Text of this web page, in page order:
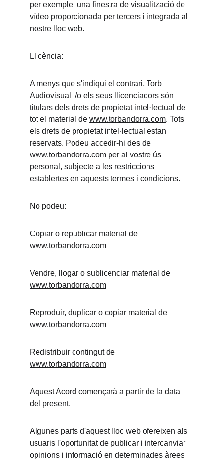
per exemple, una finestra de visualització de
vídeo proporcionada per tercers i integrada al
nostre lloc web.
Llicència:
A menys que s'indiqui el contrari, Torb
Audiovisual i/o els seus llicenciadors són
titulars dels drets de propietat intel·lectual de
tot el material de www.torbandorra.com. Tots
els drets de propietat intel·lectual estan
reservats. Podeu accedir-hi des de
www.torbandorra.com per al vostre ús
personal, subjecte a les restriccions
establertes en aquests termes i condicions.
No podeu:
Copiar o republicar material de
www.torbandorra.com
Vendre, llogar o sublicenciar material de
www.torbandorra.com
Reproduir, duplicar o copiar material de
www.torbandorra.com
Redistribuir contingut de
www.torbandorra.com
Aquest Acord començarà a partir de la data
del present.
Algunes parts d'aquest lloc web ofereixen als
usuaris l'oportunitat de publicar i intercanviar
opinions i informació en determinades àrees